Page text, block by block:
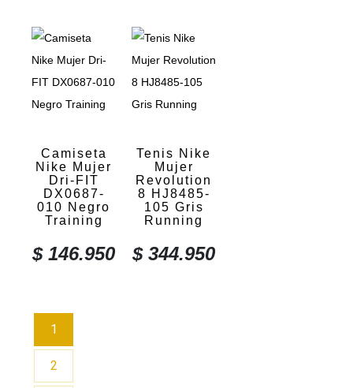
Camiseta
Nike Mujer
Dri-FIT
DX0687-
010 Negro
Training
$146.950
Tenis Nike
Mujer
Revolution
8 HJ8485-
105 Gris
Running
$344.950
1
2